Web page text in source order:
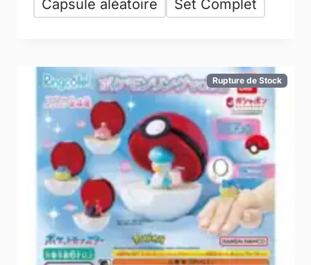
Capsule aléatoire Set Complet
Rupture de Stock